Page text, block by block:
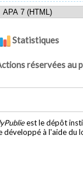
Statistiques
réservées au
est le dépôt
développé à l'aide du